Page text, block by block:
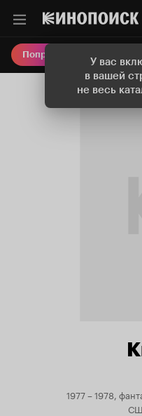
У вас
в вашей
не весь
Попробовать Плюс
1977 – 1978,